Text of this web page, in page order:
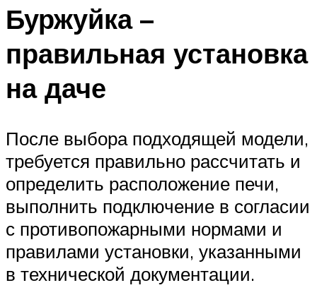
Буржуйка –
правильная установка
на даче
После выбора подходящей модели,
требуется правильно рассчитать и
определить расположение печи,
выполнить подключение в согласии
с противопожарными нормами и
правилами установки, указанными
в технической документации.